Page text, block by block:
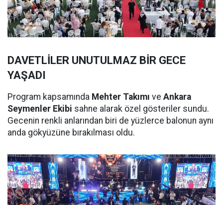
DAVETLİLER UNUTULMAZ BİR GECE
YAŞADI
Program kapsamında Mehter Takımı ve Ankara
Seymenler Ekibi sahne alarak özel gösteriler sundu.
Gecenin renkli anlarından biri de yüzlerce balonun aynı
anda gökyüzüne bırakılması oldu.